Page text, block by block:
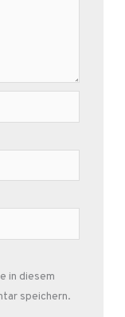
in diesem
speichern.